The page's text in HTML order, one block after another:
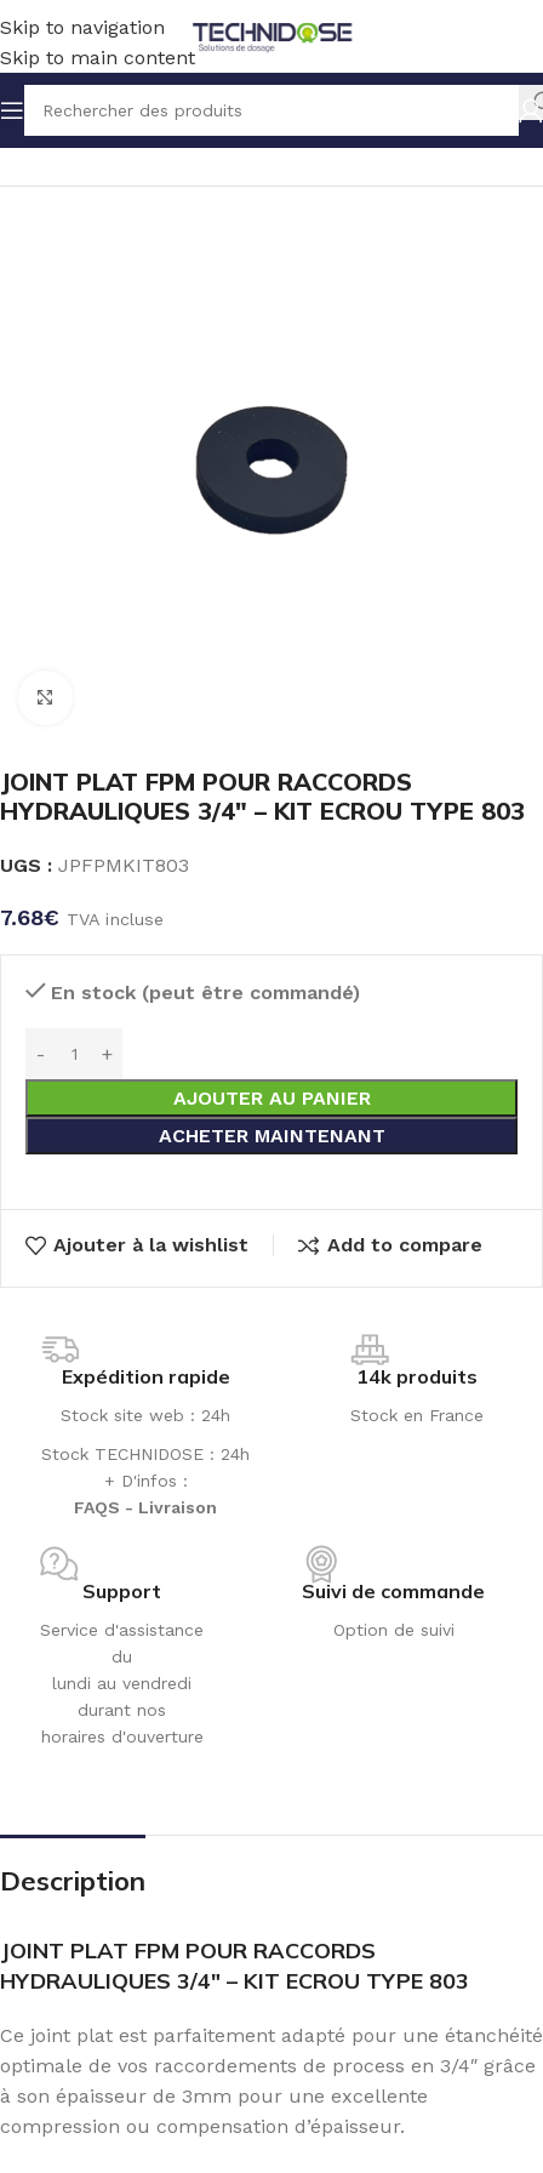
Skip to navigation
Skip to main content
Accueil TUYAUX ET RACCORDS JOINTS
JOINT PLAT FPM POUR RACCORDS
HYDRAULIQUES 3/4″ – KIT ECROU TYPE 803
UGS : JPFPMKIT803
7.68€ TVA incluse
En stock (peut être commandé)
AJOUTER AU PANIER
ACHETER MAINTENANT
Ajouter à la wishlist Add to compare
Expédition rapide
Stock site web : 24h
Stock TECHNIDOSE : 24h
+ D'infos :
FAQS - Livraison
14k produits
Stock en France
Support
Service d'assistance
du
lundi au vendredi
durant nos
horaires d'ouverture
Suivi de commande
Option de suivi
Description
JOINT PLAT FPM POUR RACCORDS
HYDRAULIQUES 3/4″ – KIT ECROU TYPE 803
Ce joint plat est parfaitement adapté pour une étanchéité
optimale de vos raccordements de process en 3/4″ grâce
à son épaisseur de 3mm pour une excellente
compression ou compensation d’épaisseur.